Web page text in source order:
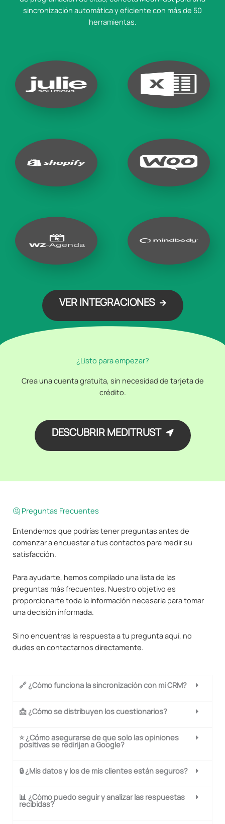
sincronización automática y eficiente con más de 50
herramientas.
VER INTEGRACIONES
¿Listo para empezar?
Crea una cuenta gratuita, sin necesidad de tarjeta de
crédito.
DESCUBRIR MEDITRUST
🤔 Preguntas Frecuentes
Entendemos que podrías tener preguntas antes de
comenzar a encuestar a tus contactos para medir su
satisfacción.
Para ayudarte, hemos compilado una lista de las
preguntas más frecuentes. Nuestro objetivo es
proporcionarte toda la información necesaria para tomar
una decisión informada.
Si no encuentras la respuesta a tu pregunta aquí, no
dudes en contactarnos directamente.
🔗 ¿Cómo funciona la sincronización con mi CRM?
📩 ¿Cómo se distribuyen los cuestionarios?
⭐ ¿Cómo asegurarse de que solo las opiniones
positivas se redirijan a Google?
🔒 ¿Mis datos y los de mis clientes están seguros?
📊 ¿Cómo puedo seguir y analizar las respuestas
recibidas?